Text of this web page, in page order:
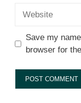
Save my
browser for